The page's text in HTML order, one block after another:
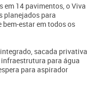
em 14 pavimentos, o Viva
planejados para
estar em todos os
sacada privativa
para água
para aspirador